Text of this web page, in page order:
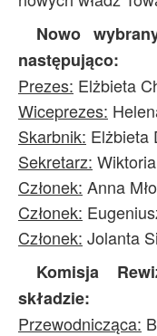
Kontakt
Nowo
następująco:
Prezes: Elżbieta
Wiceprezes:
Skarbnik: Elżbieta
Sekretarz:
Członek: Anna
Członek:
Członek: Jolanta
Komisja
składzie:
Przewodnicząca: